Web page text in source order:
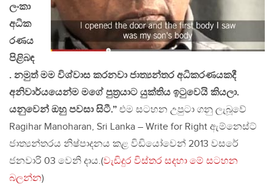
ලංකා
අධික
රණය
පිළිබඳ
. නමුත් මම විශ්වාස කරනවා ජාත්‍යන්තර අධිකරණයකදී
අනිවාර්යයෙන්ම මගේ පුත්‍රයාට යුක්තිය ඉටුවෙයි කියලා.
යනුවෙන් ඔහු පවසා සිටී.” එම සටහන උපුටා ගනු ලැබූවේ
Ragihar Manoharan, Sri Lanka – Write for Right ඇම්නෙස්ට්
ජාත්‍යන්තරය නිෂ්පාදනය කළ විඩියෝවෙන් 2013 වසරේ
ජනවාරි 03 වෙනි දාය.(වැඩිදුර විස්තර සදහා මේ සටහන
බලන්න)